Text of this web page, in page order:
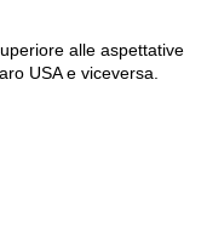
alle aspettative
USA e viceversa.